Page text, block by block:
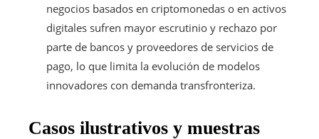
negocios basados en criptomonedas o en activos
digitales sufren mayor escrutinio y rechazo por
parte de bancos y proveedores de servicios de
pago, lo que limita la evolución de modelos
innovadores con demanda transfronteriza.
Casos ilustrativos y muestras